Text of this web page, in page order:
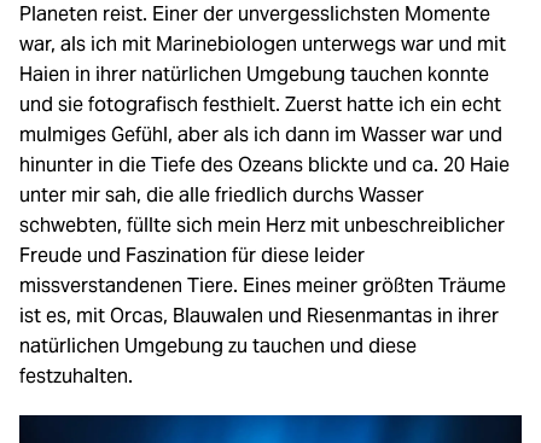
Planeten reist. Einer der unvergesslichsten Momente
war, als ich mit Marinebiologen unterwegs war und mit
Haien in ihrer natürlichen Umgebung tauchen konnte
und sie fotografisch festhielt. Zuerst hatte ich ein echt
mulmiges Gefühl, aber als ich dann im Wasser war und
hinunter in die Tiefe des Ozeans blickte und ca. 20 Haie
unter mir sah, die alle friedlich durchs Wasser
schwebten, füllte sich mein Herz mit unbeschreiblicher
Freude und Faszination für diese leider
missverstandenen Tiere. Eines meiner größten Träume
ist es, mit Orcas, Blauwalen und Riesenmantas in ihrer
natürlichen Umgebung zu tauchen und diese
festzuhalten.